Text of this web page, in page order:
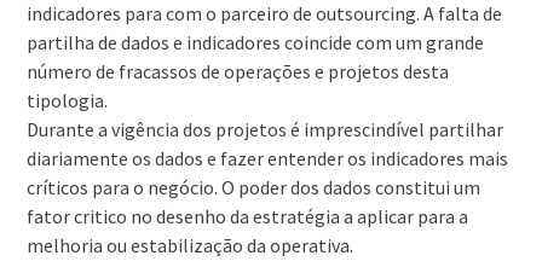
indicadores para com o parceiro de outsourcing. A falta de
partilha de dados e indicadores coincide com um grande
número de fracassos de operações e projetos desta
tipologia.
Durante a vigência dos projetos é imprescindível partilhar
diariamente os dados e fazer entender os indicadores mais
críticos para o negócio. O poder dos dados constitui um
fator critico no desenho da estratégia a aplicar para a
melhoria ou estabilização da operativa.